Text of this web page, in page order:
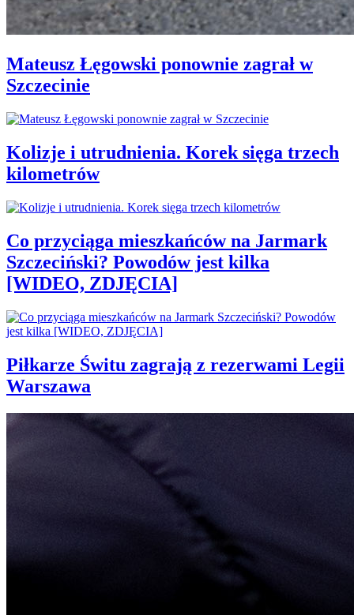
Mateusz Łęgowski ponownie zagrał w
Szczecinie
Kolizje i utrudnienia. Korek sięga trzech
kilometrów
Co przyciąga mieszkańców na Jarmark
Szczeciński? Powodów jest kilka
[WIDEO, ZDJĘCIA]
Piłkarze Świtu zagrają z rezerwami Legii
Warszawa